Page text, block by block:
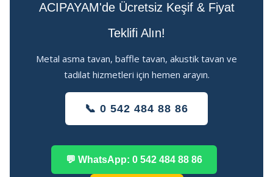
ACIPAYAM'de Ücretsiz Keşif & Fiyat
Teklifi Alın!
Metal asma tavan, baffle tavan, akustik tavan ve
tadilat hizmetleri için hemen arayın.
📞 0 542 484 88 86
💬 WhatsApp: 0 542 484 88 86